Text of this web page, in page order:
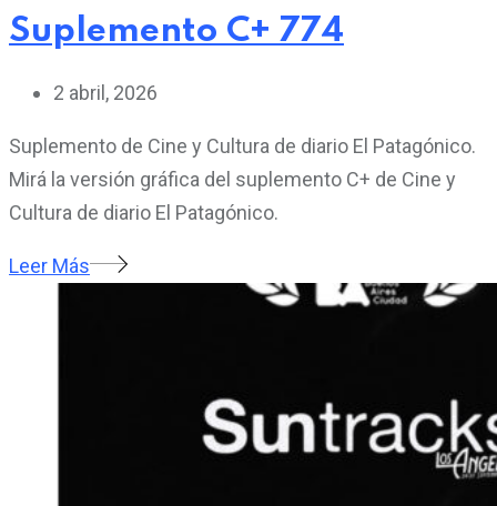
Suplemento C+ 774
2 abril, 2026
Suplemento de Cine y Cultura de diario El Patagónico.
Mirá la versión gráfica del suplemento C+ de Cine y
Cultura de diario El Patagónico.
Leer Más